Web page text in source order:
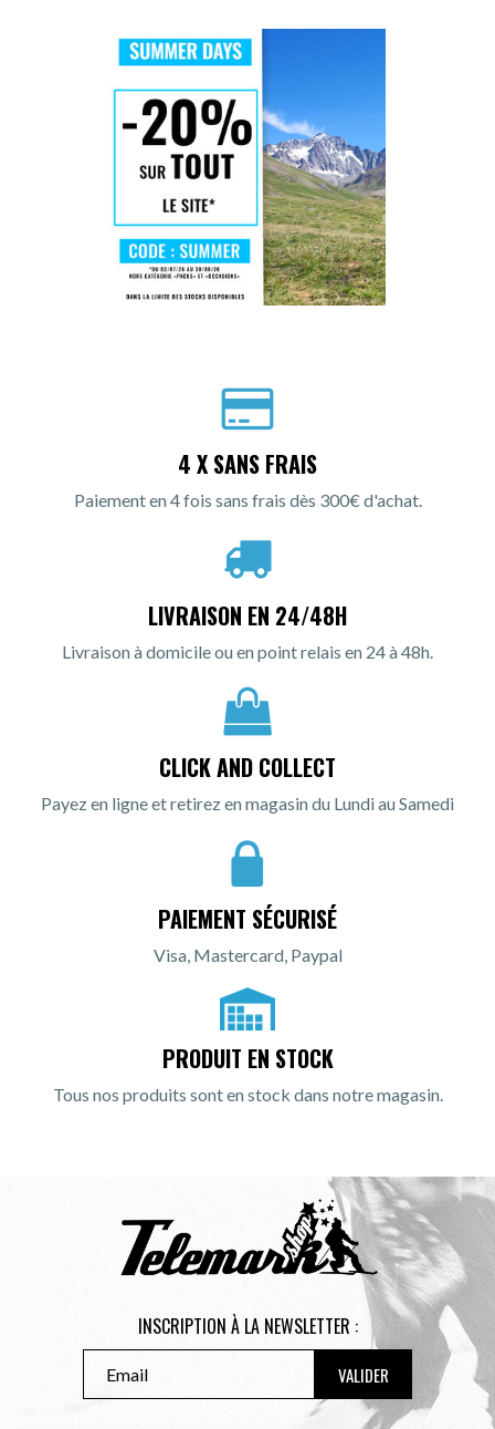
4 X SANS FRAIS
Paiement en 4 fois sans frais dès 300€ d'achat.
LIVRAISON EN 24/48H
Livraison à domicile ou en point relais en 24 à 48h.
CLICK AND COLLECT
Payez en ligne et retirez en magasin du Lundi au Samedi
PAIEMENT SÉCURISÉ
Visa, Mastercard, Paypal
PRODUIT EN STOCK
Tous nos produits sont en stock dans notre magasin.
INSCRIPTION À LA NEWSLETTER :